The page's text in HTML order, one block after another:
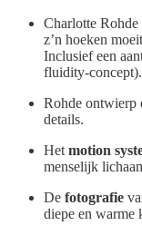
Charlotte
z’n hoeken
Inclusief een
fluidity-concept).
Rohde ontwierp
details.
Het motion
menselijk
De fotografie
diepe en warme